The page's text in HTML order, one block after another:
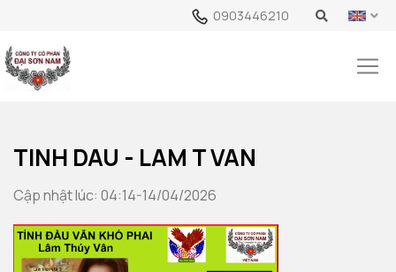
0903446210
TINH DAU - LAM T VAN
Cập nhật lúc: 04:14-14/04/2026